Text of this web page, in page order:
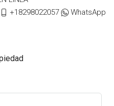
+18298022057 WhatsApp